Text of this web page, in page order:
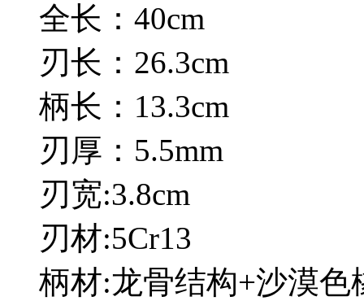
全长：40cm
刃长：26.3cm
柄长：13.3cm
刃厚：5.5mm
刃宽:3.8cm
刃材:5Cr13
柄材:龙骨结构+沙漠色